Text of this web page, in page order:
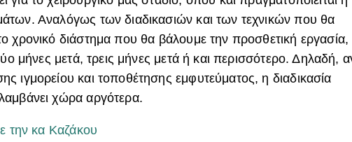
Αναλόγως των διαδικασιών και των τεχνικών που θα
χρονικό διάστημα που θα βάλουμε την προσθετική εργασία,
μήνες μετά, τρεις μήνες μετά ή και περισσότερο. Δηλαδή,
ιγμορείου και τοποθέτησης εμφυτεύματος, η διαδικασία
χώρα αργότερα.
την κα Καζάκου